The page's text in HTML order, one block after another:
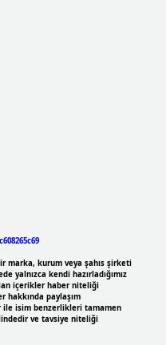
marka, kurum veya şahıs şirketi
yalnızca kendi hazırladığımız
içerikler haber niteliği
hakkında paylaşım
ile isim benzerlikleri tamamen
ve tavsiye niteliği